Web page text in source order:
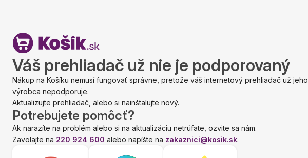
Váš prehliadač už nie je podporovaný
Nákup na Košíku nemusí fungovať správne, pretože váš internetový prehliadač už jeho
výrobca nepodporuje.
Aktualizujte prehliadač, alebo si nainštalujte nový.
Potrebujete pomôcť?
Ak narazíte na problém alebo si na aktualizáciu netrúfate, ozvite sa nám.
Zavolajte na 220 924 600 alebo napíšte na zakaznici@kosik.sk.